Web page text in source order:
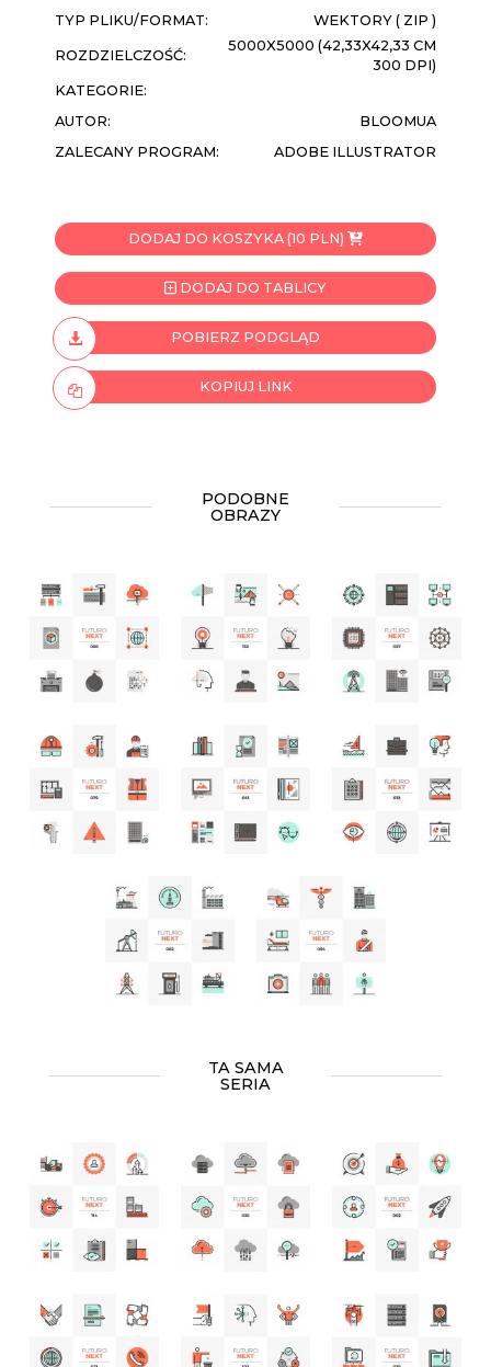
TYP PLIKU/FORMAT:
WEKTORY ( ZIP )
ROZDZIELCZOŚĆ:
5000X5000 (42,33X42,33 CM
300 DPI)
KATEGORIE:
AUTOR:
BLOOMUA
ZALECANY PROGRAM:
ADOBE ILLUSTRATOR
DODAJ DO KOSZYKA (10 PLN)
DODAJ DO TABLICY
POBIERZ PODGLĄD
KOPIUJ LINK
PODOBNE
OBRAZY
TA SAMA
SERIA